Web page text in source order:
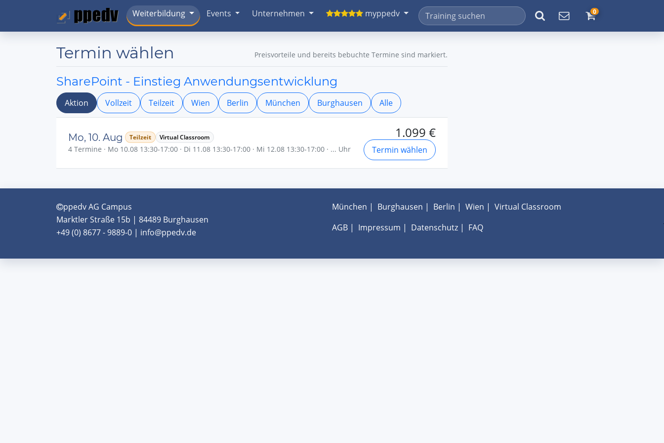
Weiterbildung Events Unternehmen myppedv 0
Termin wählen Preisvorteile und bereits bebuchte Termine sind markiert.
SharePoint - Einstieg Anwendungsentwicklung
Aktion Vollzeit Teilzeit Wien Berlin München Burghausen Alle
Mo, 10. Aug Teilzeit Virtual Classroom
4 Termine · Mo 10.08 13:30-17:00 · Di 11.08 13:30-17:00 · Mi 12.08 13:30-17:00 · ... Uhr
1.099 €
Termin wählen
ppedv AG Campus
Marktler Straße 15b | 84489 Burghausen
+49 (0) 8677 - 9889-0 | info@ppedv.de
München | Burghausen | Berlin | Wien | Virtual Classroom
AGB| Impressum | Datenschutz| FAQ